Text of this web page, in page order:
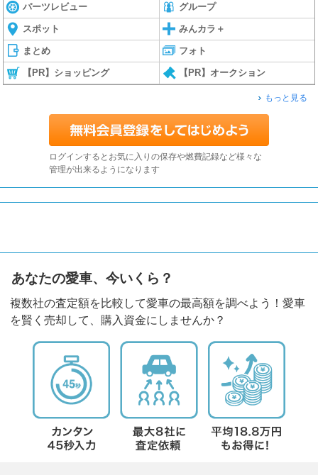
パーツレビュー グループ
スポット みんカラ＋
まとめ フォト
【PR】ショッピング 【PR】オークション
もっと見る
ログインするとお気に入りの保存や燃費記録など様々な
管理が出来るようになります
あなたの愛車、今いくら？
複数社の査定額を比較して愛車の最高額を調べよう！愛車
を賢く売却して、購入資金にしませんか？